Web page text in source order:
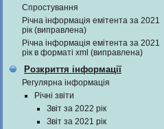
Спростування
Річна інформація емітента за 2021
рік (виправлена)
Річна інформація емітента за 2021
рік в форматі xml (виправлена)
Розкриття інформації
Регулярна інформація
Річні звіти
Звіт за 2022 рік
Звіт за 2021 рік